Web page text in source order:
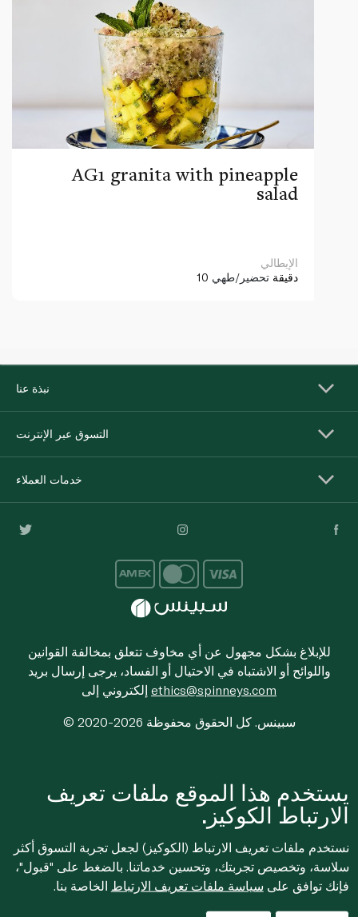
AG1 granita with pineapple
salad
الإيطالي
10 دقيقة تحضير/طهي
نبذة عنا
التسوق عبر الإنترنت
خدمات العملاء
للإبلاغ بشكل مجهول عن أي مخاوف تتعلق بمخالفة القوانين
واللوائح أو الاشتباه في الاحتيال أو الفساد، يرجى إرسال بريد
ethics@spinneys.com
© 2020-2026 سبينس. كل الحقوق محفوظة
يستخدم هذا الموقع ملفات تعريف
الارتباط الكوكيز.
نستخدم ملفات تعريف الارتباط (الكوكيز) لجعل تجربة التسوق أكثر
سلاسة، وتخصيص تجربتك، وتحسين خدماتنا. بالضغط على "قبول"،
فإنك توافق على سياسة ملفات تعريف الارتباط الخاصة بنا.